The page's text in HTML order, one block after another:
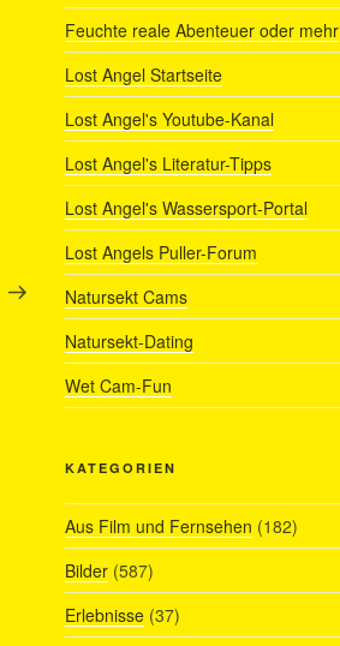
Nächster
Feuchte reale Abenteuer oder mehr
Lost Angel Startseite
Lost Angel's Youtube-Kanal
Lost Angel's Literatur-Tipps
Lost Angel's Wassersport-Portal
Lost Angels Puller-Forum
Natursekt Cams
Natursekt-Dating
Wet Cam-Fun
KATEGORIEN
Aus Film und Fernsehen (182)
Bilder(587)
Erlebnisse(37)